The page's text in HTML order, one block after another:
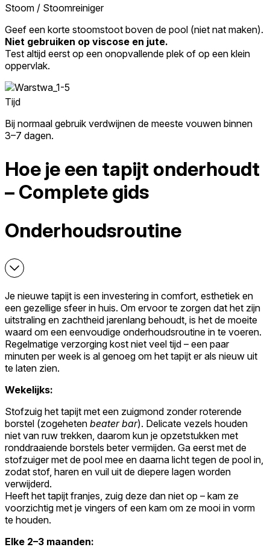
Stoom / Stoomreiniger
Geef een korte stoomstoot boven de pool (niet nat maken).
Niet gebruiken op viscose en jute.
Test altijd eerst op een onopvallende plek of op een klein
oppervlak.
Tijd
Bij normaal gebruik verdwijnen de meeste vouwen binnen
3–7 dagen.
Hoe je een tapijt onderhoudt
– Complete gids
Onderhoudsroutine
Je nieuwe tapijt is een investering in comfort, esthetiek en
een gezellige sfeer in huis. Om ervoor te zorgen dat het zijn
uitstraling en zachtheid jarenlang behoudt, is het de moeite
waard om een eenvoudige onderhoudsroutine in te voeren.
Regelmatige verzorging kost niet veel tijd – een paar
minuten per week is al genoeg om het tapijt er als nieuw uit
te laten zien.
Wekelijks:
Stofzuig het tapijt met een zuigmond zonder roterende
borstel (zogeheten beater bar). Delicate vezels houden
niet van ruw trekken, daarom kun je opzetstukken met
ronddraaiende borstels beter vermijden. Ga eerst met de
stofzuiger met de pool mee en daarna licht tegen de pool in,
zodat stof, haren en vuil uit de diepere lagen worden
verwijderd.
Heeft het tapijt franjes, zuig deze dan niet op – kam ze
voorzichtig met je vingers of een kam om ze mooi in vorm
te houden.
Elke 2–3 maanden: